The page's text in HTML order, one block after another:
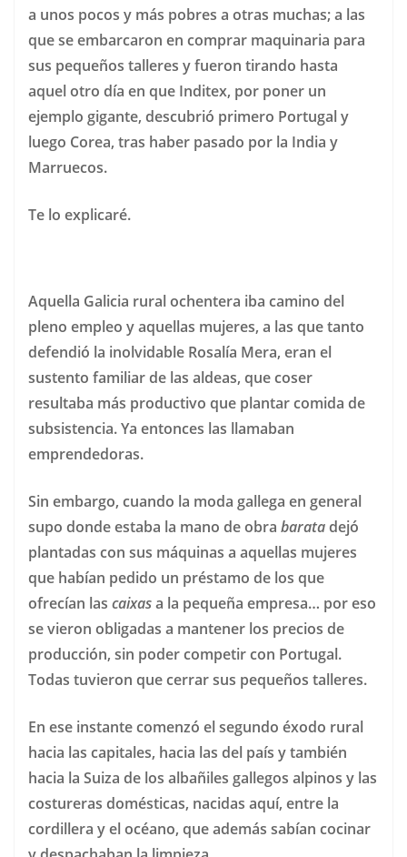
a unos pocos y más pobres a otras muchas; a las
que se embarcaron en comprar maquinaria para
sus pequeños talleres y fueron tirando hasta
aquel otro día en que Inditex, por poner un
ejemplo gigante, descubrió primero Portugal y
luego Corea, tras haber pasado por la India y
Marruecos.
Te lo explicaré.
Aquella Galicia rural ochentera iba camino del
pleno empleo y aquellas mujeres, a las que tanto
defendió la inolvidable Rosalía Mera, eran el
sustento familiar de las aldeas, que coser
resultaba más productivo que plantar comida de
subsistencia. Ya entonces las llamaban
emprendedoras.
Sin embargo, cuando la moda gallega en general
supo donde estaba la mano de obra baratadejó
plantadas con sus máquinas a aquellas mujeres
que habían pedido un préstamo de los que
ofrecían las caixasa la pequeña empresa… por eso
se vieron obligadas a mantener los precios de
producción, sin poder competir con Portugal.
Todas tuvieron que cerrar sus pequeños talleres.
En ese instante comenzó el segundo éxodo rural
hacia las capitales, hacia las del país y también
hacia la Suiza de los albañiles gallegos alpinos y las
costureras domésticas, nacidas aquí, entre la
cordillera y el océano, que además sabían cocinar